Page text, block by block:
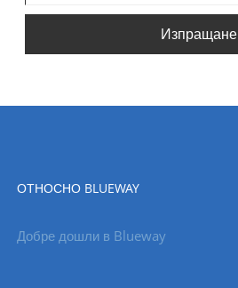
Изпращане
ОТНОСНО BLUEWAY
Добре дошли в Blueway